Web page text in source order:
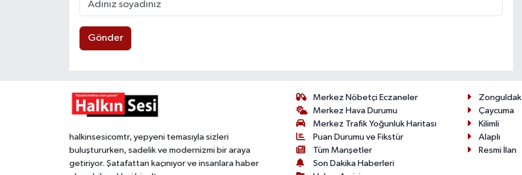
Gönder
halkinsesicomtr, yepyeni temasıyla sizleri
buluştururken, sadelik ve modernizmi bir araya
getiriyor. Şatafattan kaçınıyor ve insanlara haber
Merkez Nöbetçi Eczaneler
Merkez Hava Durumu
Merkez Trafik Yoğunluk Haritası
Puan Durumu ve Fikstür
Tüm Manşetler
Son Dakika Haberleri
Zonguldak
Çaycuma
Kilimli
Alaplı
Resmi İlan